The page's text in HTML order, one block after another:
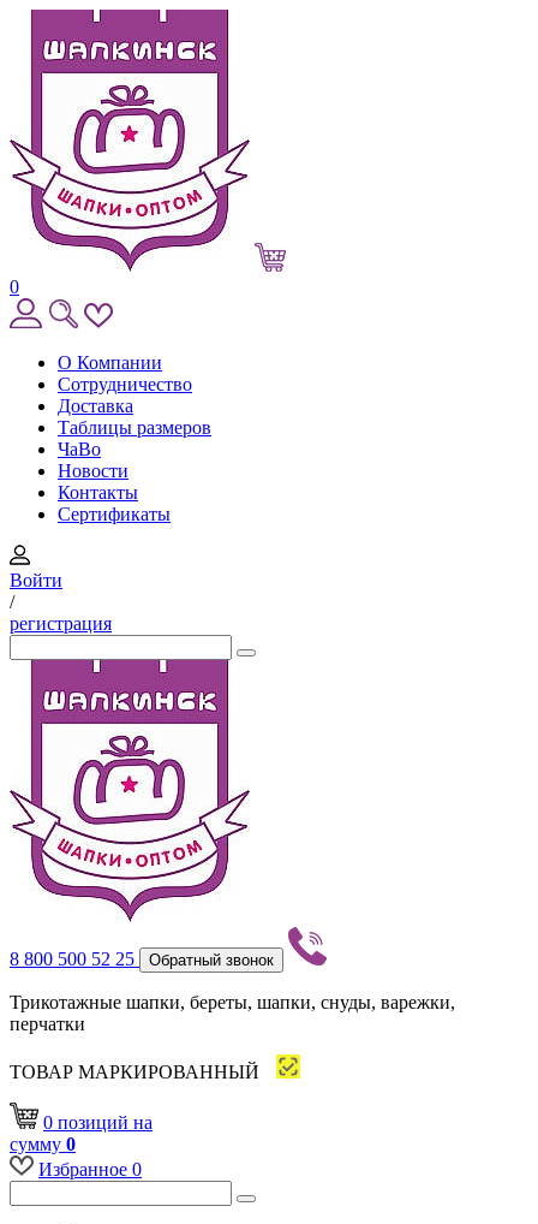
0
О Компании
Сотрудничество
Доставка
Таблицы размеров
ЧаВо
Новости
Контакты
Сертификаты
Войти
/
регистрация
8 800 500 52 25 Обратный звонок
Трикотажные шапки, береты, шапки, снуды, варежки,
перчатки
ТОВАР МАРКИРОВАННЫЙ
0 позиций на
сумму 0
Избранное 0